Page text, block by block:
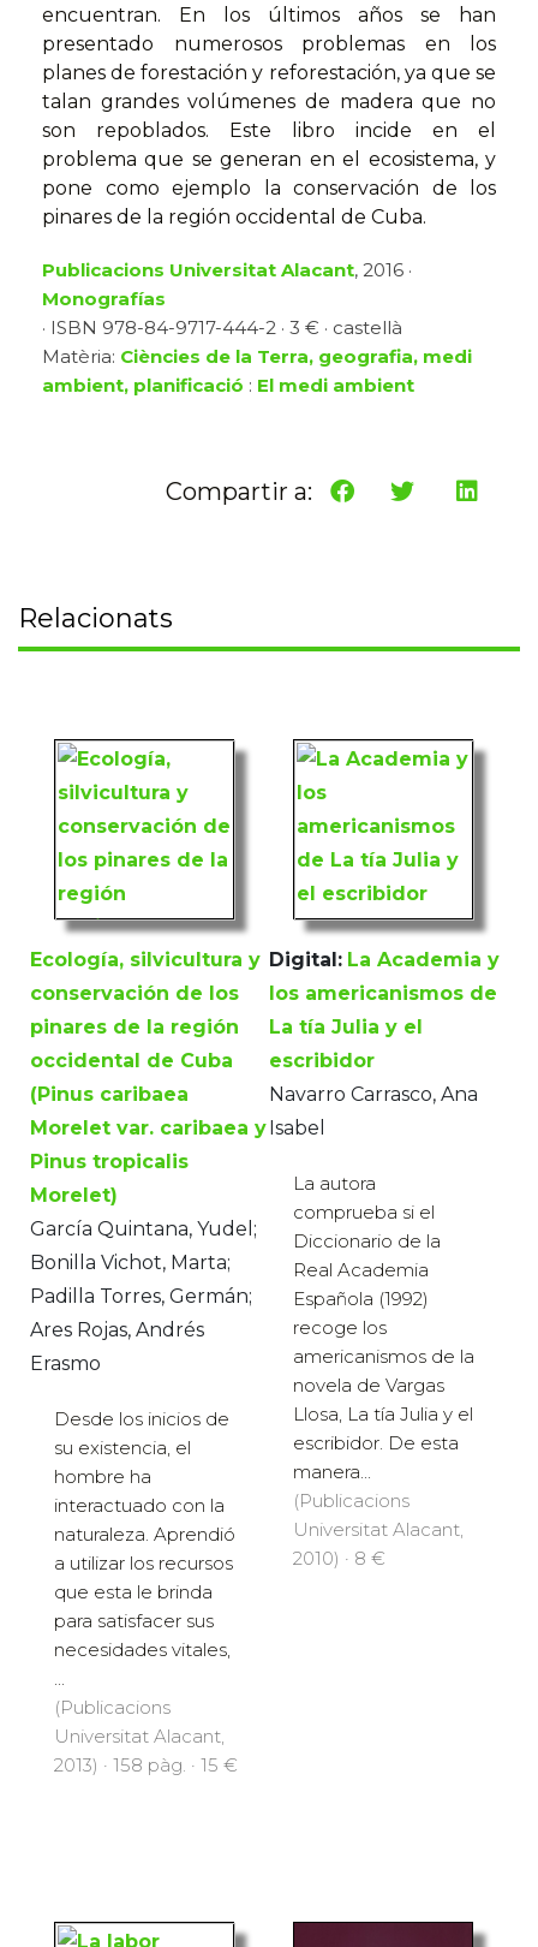
encuentran. En los últimos años se han
presentado numerosos problemas en los
planes de forestación y reforestación, ya que se
talan grandes volúmenes de madera que no
son repoblados. Este libro incide en el
problema que se generan en el ecosistema, y
pone como ejemplo la conservación de los
pinares de la región occidental de Cuba.
Publicacions Universitat Alacant, 2016 ·
Monografías
· ISBN 978-84-9717-444-2 · 3 € · castellà
Matèria: Ciències de la Terra, geografia, medi
ambient, planificació : El medi ambient
Compartir a:
Relacionats
Ecología, silvicultura y
conservación de los
pinares de la región
occidental de Cuba
(Pinus caribaea
Morelet var. caribaea y
Pinus tropicalis
Morelet)
García Quintana, Yudel;
Bonilla Vichot, Marta;
Padilla Torres, Germán;
Ares Rojas, Andrés
Erasmo
Desde los inicios de
su existencia, el
hombre ha
interactuado con la
naturaleza. Aprendió
a utilizar los recursos
que esta le brinda
para satisfacer sus
necesidades vitales,
...
(Publicacions
Universitat Alacant,
2013) · 158 pàg. · 15 €
Digital: La Academia y
los americanismos de
La tía Julia y el
escribidor
Navarro Carrasco, Ana
Isabel
La autora
comprueba si el
Diccionario de la
Real Academia
Española (1992)
recoge los
americanismos de la
novela de Vargas
Llosa, La tía Julia y el
escribidor. De esta
manera...
(Publicacions
Universitat Alacant,
2010) · 8 €